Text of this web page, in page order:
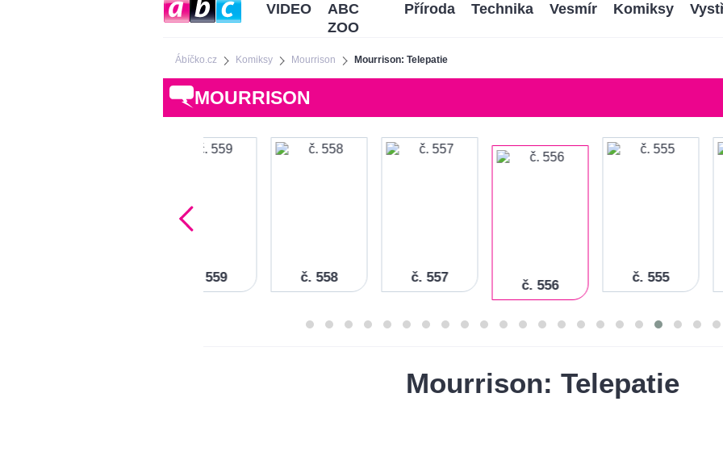
Ábíčko.cz Komiksy Mourrison Mourrison: Telepatie
VIDEO
ABC
ZOO
Příroda Technika Vesmír Komiksy
MOURRISON
č. 559 č. 558 č. 557
č. 556
č. 555
Mourrison: Telepatie